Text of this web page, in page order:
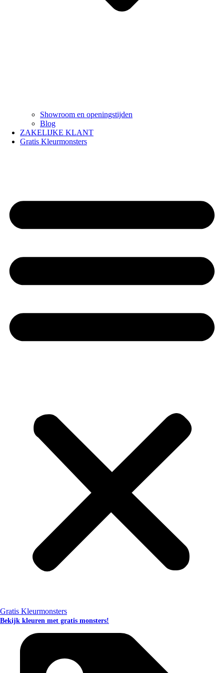
Showroom en openingstijden
Blog
ZAKELIJKE KLANT
Gratis Kleurmonsters
Gratis Kleurmonsters
Bekijk kleuren met gratis monsters!